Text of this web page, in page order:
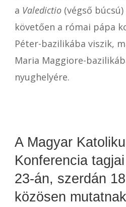
a Valedictio (végső
követően a római pápa
Péter-bazilikába viszik,
Maria Maggiore-
nyughelyére.
A Magyar
Konferencia
23-án, szerdán
közösen